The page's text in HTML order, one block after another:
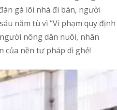
gà lôi nhà đi bán, người
năm tù vì “Vi phạm quy định
nông dân nuôi, nhân
của nền tư pháp dì ghẻ!